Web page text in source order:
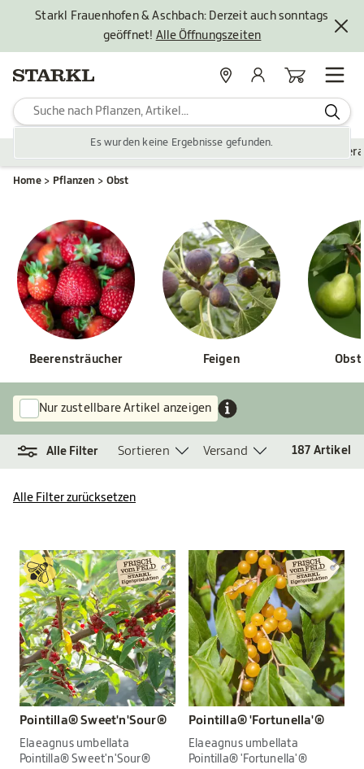
Starkl Frauenhofen & Aschbach: Derzeit auch sonntags
geöffnet! Alle Öffnungszeiten
Es wurden keine Ergebnisse gefunden.
StandorteMein KontoWarenkorb
Zubehör Gartengestaltung
Home Pflanzen Obst
Beerensträucher Feigen
Nur zustellbare Artikel anzeigen
Alle Filter Sortieren Versand 187 Artikel
Alle Filter zurücksetzen
Pointilla® Sweet'n'Sour®
Elaeagnus umbellata
Pointilla® Sweet'n'Sour®
Pointilla® 'Fortunella'®
Elaeagnus umbellata
Pointilla® 'Fortunella'®